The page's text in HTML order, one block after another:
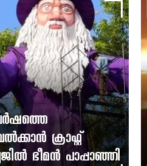
ക്രാഫ്റ്റ്
ഭീമൻ പാപ്പാഞ്ഞി